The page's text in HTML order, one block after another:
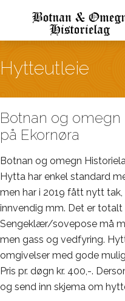
Hytteutleie
Botnan og omegn
på Ekornøra
Botnan og omegn
Hytta har enkel standard
men har i 2019 fått nytt
innvendig mm. Det er totalt
Sengeklær/sovepose må
men gass og vedfyring.
omgivelser med gode
Pris pr. døgn kr. 400,-.
og send inn skjema om